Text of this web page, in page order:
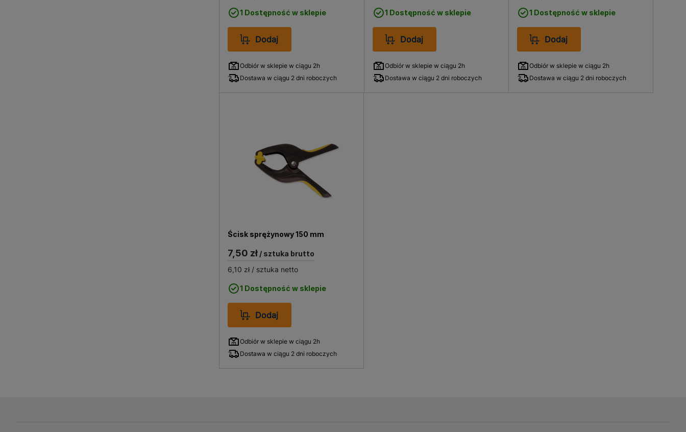
1 Dostępność w sklepie
Dodaj
Odbiór w sklepie w ciągu 2h
Dostawa w ciągu 2 dni roboczych
1 Dostępność w sklepie
Dodaj
Odbiór w sklepie w ciągu 2h
Dostawa w ciągu 2 dni roboczych
1 Dostępność w sklepie
Dodaj
Odbiór w sklepie w ciągu 2h
Dostawa w ciągu 2 dni roboczych
Ścisk sprężynowy 150 mm
7,50 zł/ sztuka brutto
6,10 zł/ sztuka netto
1 Dostępność w sklepie
Dodaj
Odbiór w sklepie w ciągu 2h
Dostawa w ciągu 2 dni roboczych